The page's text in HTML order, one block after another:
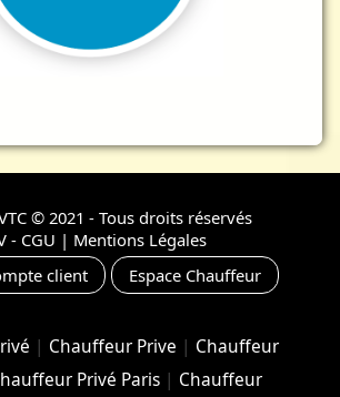
© 2021 - Tous droits réservés
- CGU | Mentions Légales
client
Espace Chauffeur
| Chauffeur Prive | Chauffeur
Privé Paris| Chauffeur